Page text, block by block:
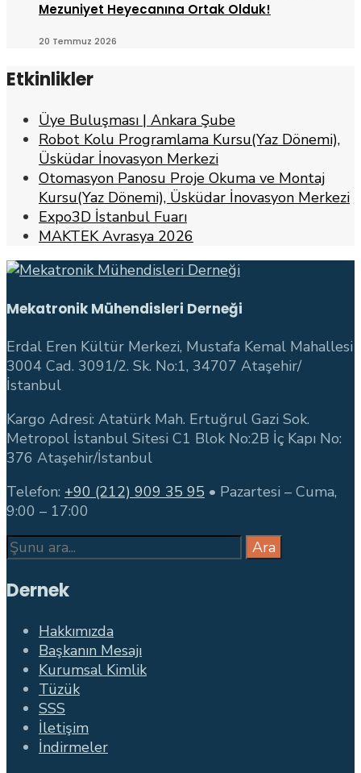
Mezuniyet Heyecanına Ortak Olduk!
20 Temmuz 2026
Etkinlikler
Üye Buluşması | Ankara Şube
Robot Kolu Programlama Kursu(Yaz Dönemi),
Üsküdar İnovasyon Merkezi
Otomasyon Panosu Proje Okuma ve Montaj
Kursu(Yaz Dönemi), Üsküdar İnovasyon Merkezi
Expo3D İstanbul Fuarı
MAKTEK Avrasya 2026
Mekatronik Mühendisleri Derneği
Erdal Eren Kültür Merkezi, Mustafa Kemal Mahallesi
3004 Cad. 3091/2. Sk. No:1, 34707 Ataşehir/
İstanbul
Kargo Adresi: Atatürk Mah. Ertuğrul Gazi Sok.
Metropol İstanbul Sitesi C1 Blok No:2B İç Kapı No:
376 Ataşehir/İstanbul
Telefon: +90 (212) 909 35 95 • Pazartesi – Cuma,
9:00 – 17:00
Search
for:
Ara
Dernek
Hakkımızda
Başkanın Mesajı
Kurumsal Kimlik
Tüzük
SSS
İletişim
İndirmeler